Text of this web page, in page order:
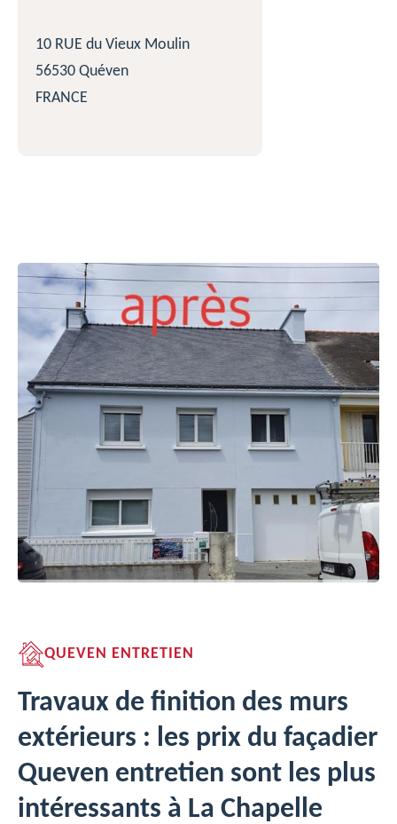
10 RUE du Vieux Moulin
56530 Quéven
FRANCE
QUEVEN ENTRETIEN
Travaux de finition des murs
extérieurs : les prix du façadier
Queven entretien sont les plus
intéressants à La Chapelle